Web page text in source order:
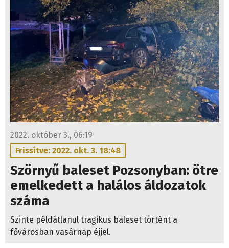
2022. október 3., 06:19
Frissítve: 2022. okt. 3. 18:48
Szörnyű baleset Pozsonyban: ötre
emelkedett a halálos áldozatok
száma
Szinte példátlanul tragikus baleset történt a
fővárosban vasárnap éjjel.